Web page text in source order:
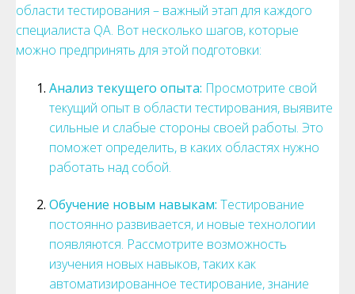
области тестирования – важный этап для каждого
специалиста QA. Вот несколько шагов, которые
можно предпринять для этой подготовки:
Анализ текущего опыта: Просмотрите свой
текущий опыт в области тестирования, выявите
сильные и слабые стороны своей работы. Это
поможет определить, в каких областях нужно
работать над собой.
Обучение новым навыкам: Тестирование
постоянно развивается, и новые технологии
появляются. Рассмотрите возможность
изучения новых навыков, таких как
автоматизированное тестирование, знание